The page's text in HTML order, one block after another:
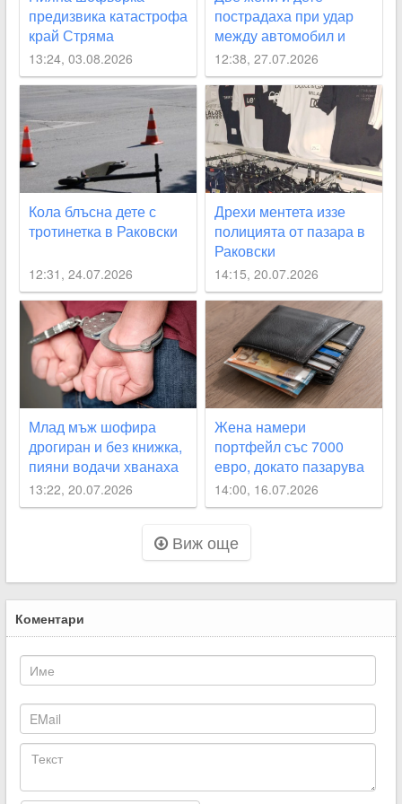
предизвика катастрофа
край Стряма
13:24, 03.08.2026
пострадаха при удар
между автомобил и
каруца край Раковски
12:38, 27.07.2026
Кола блъсна дете с
тротинетка в Раковски
12:31, 24.07.2026
Дрехи ментета иззе
полицията от пазара в
Раковски
14:15, 20.07.2026
Млад мъж шофира
дрогиран и без книжка,
пияни водачи хванаха
край Асеновград и в
Белозем
13:22, 20.07.2026
Жена намери
портфейл със 7000
евро, докато пазарува
в Раковски
14:00, 16.07.2026
Виж още
Коментари